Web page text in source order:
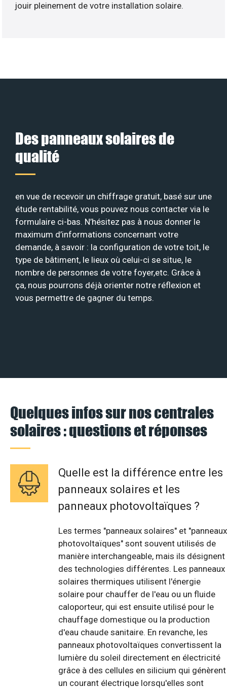
jouir pleinement de votre installation solaire.
Des panneaux solaires de
qualité
en vue de recevoir un chiffrage gratuit, basé sur une
étude rentabilité, vous pouvez nous contacter via le
formulaire ci-bas. N’hésitez pas à nous donner le
maximum d’informations concernant votre
demande, à savoir : la configuration de votre toit, le
type de bâtiment, le lieux où celui-ci se situe, le
nombre de personnes de votre foyer,etc. Grâce à
ça, nous pourrons déjà orienter notre réflexion et
vous permettre de gagner du temps.
Quelques infos sur nos centrales
solaires : questions et réponses
Quelle est la différence entre les
panneaux solaires et les
panneaux photovoltaïques ?
Les termes "panneaux solaires" et "panneaux
photovoltaïques" sont souvent utilisés de
manière interchangeable, mais ils désignent
des technologies différentes. Les panneaux
solaires thermiques utilisent l'énergie
solaire pour chauffer de l'eau ou un fluide
caloporteur, qui est ensuite utilisé pour le
chauffage domestique ou la production
d'eau chaude sanitaire. En revanche, les
panneaux photovoltaïques convertissent la
lumière du soleil directement en électricité
grâce à des cellules en silicium qui génèrent
un courant électrique lorsqu'elles sont